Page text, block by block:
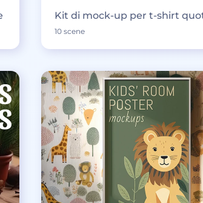
Kit di mock-up per t-shirt
10 scene